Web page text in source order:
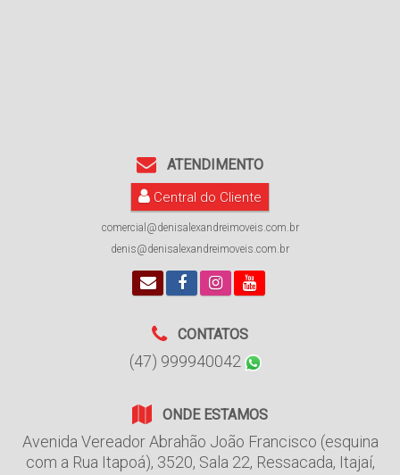
ATENDIMENTO
Central do Cliente
comercial@denisalexandreimoveis.com.br
denis@denisalexandreimoveis.com.br
CONTATOS
(47) 999940042
ONDE ESTAMOS
Avenida Vereador Abrahão João Francisco (esquina
com a Rua Itapoá), 3520, Sala 22, Ressacada, Itajaí,